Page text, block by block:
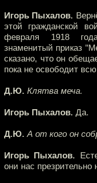
Игорь Пыхалов.
этой гражданской
февраля 1918
знаменитый приказ
сказано, что он
пока не освободит
Д.Ю. Клятва меча.
Игорь Пыхалов. Да.
Д.Ю. А от кого он
Игорь Пыхалов.
они нас